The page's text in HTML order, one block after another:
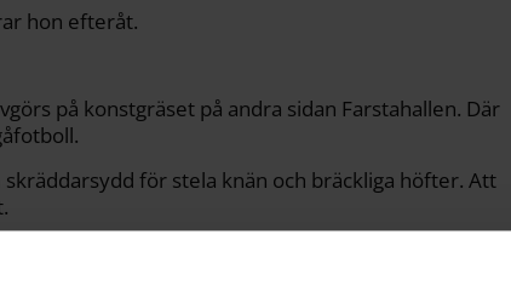
hon efteråt.
på konstgräset på andra sidan Farstahallen. Där
för stela knän och bräckliga höfter. Att